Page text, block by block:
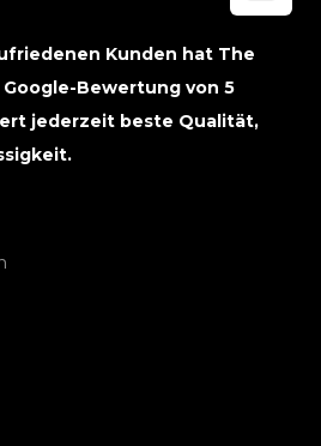
Kunden hat The
Bewertung von 5
jederzeit beste Qualität,